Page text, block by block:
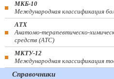
МКБ-10
Международная классификация
АТХ
Анатомо-терапевтическо-
средств (ATC)
МКТУ-12
Международная классификация
Справочники